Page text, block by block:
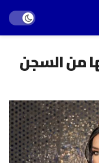
mode
من السجن